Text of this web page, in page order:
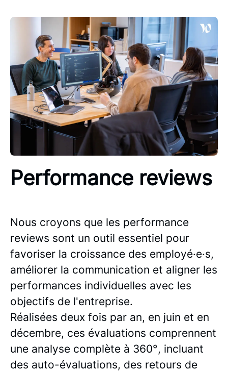
Performance reviews
Nous croyons que les performance
reviews sont un outil essentiel pour
favoriser la croissance des employé·e·s,
améliorer la communication et aligner les
performances individuelles avec les
objectifs de l'entreprise.
Réalisées deux fois par an, en juin et en
décembre, ces évaluations comprennent
une analyse complète à 360°, incluant
des auto-évaluations, des retours de